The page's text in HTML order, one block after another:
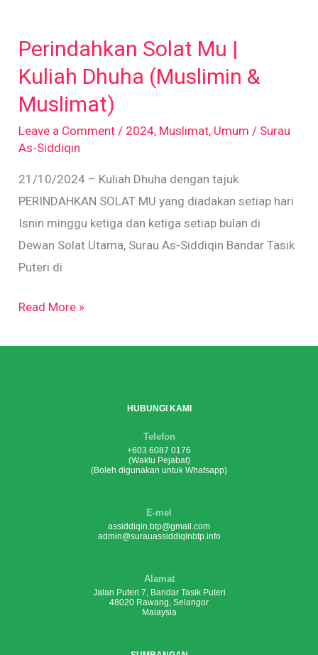
Perindahkan Solat Mu |
Kuliah Dhuha (Muslimin &
Muslimat)
Leave a Comment / 2024, Muslimat, Umum / Surau
As-Siddiqin
21/10/2024 – Kuliah Dhuha dengan tajuk
PERINDAHKAN SOLAT MU yang diadakan setiap hari
Isnin minggu ketiga dan ketiga setiap bulan di
Dewan Solat Utama, Surau As-Siddiqin Bandar Tasik
Puteri di
Mu
|
Dhuha
(Muslimin
Muslimat)
Read More »
HUBUNGI KAMI
Telefon
+603 6087 0176
(Waktu Pejabat)
(Boleh digunakan untuk Whatsapp)
E-mel
assiddiqin.btp@gmail.com
admin@surauassiddiqinbtp.info
Alamat
Jalan Puteri 7, Bandar Tasik Puteri
48020 Rawang, Selangor
Malaysia